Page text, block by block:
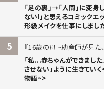
「足の裏」→「人間」に変
ない!」と思えるコミックエ
形級メイクを仕事にしまし
5
16歳の母 ~助産師が見た
「私...赤ちゃんができました
させない」ように生きてい
物語~>